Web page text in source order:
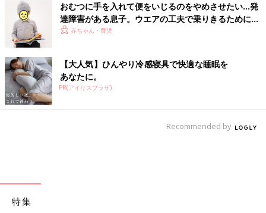
おむつに手を入れて便をいじるのをやめさせたい…発
達障害がある息子。ウエアの工夫で乗りきるために
【体験談】
赤ちゃん・育児
【大人気】ひんやり冷感寝具で快適な睡眠を
あなたに。
PR(アイリスプラザ)
Recommended by
特集